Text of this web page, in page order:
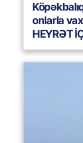
onlarla
HEYRƏT